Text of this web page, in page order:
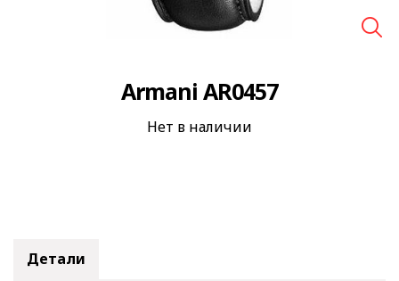
Armani AR0457
Нет в наличии
Детали